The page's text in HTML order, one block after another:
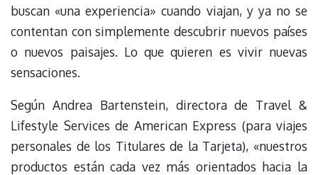
buscan «una experiencia» cuando viajan, y ya no se
contentan con simplemente descubrir nuevos países
o nuevos paisajes. Lo que quieren es vivir nuevas
sensaciones.
Según Andrea Bartenstein, directora de Travel &
Lifestyle Services de American Express (para viajes
personales de los Titulares de la Tarjeta), «nuestros
productos están cada vez más orientados hacia la